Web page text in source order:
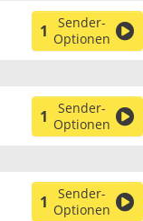
1
Sender-
Optionen
1
Sender-
Optionen
1
Sender-
Optionen